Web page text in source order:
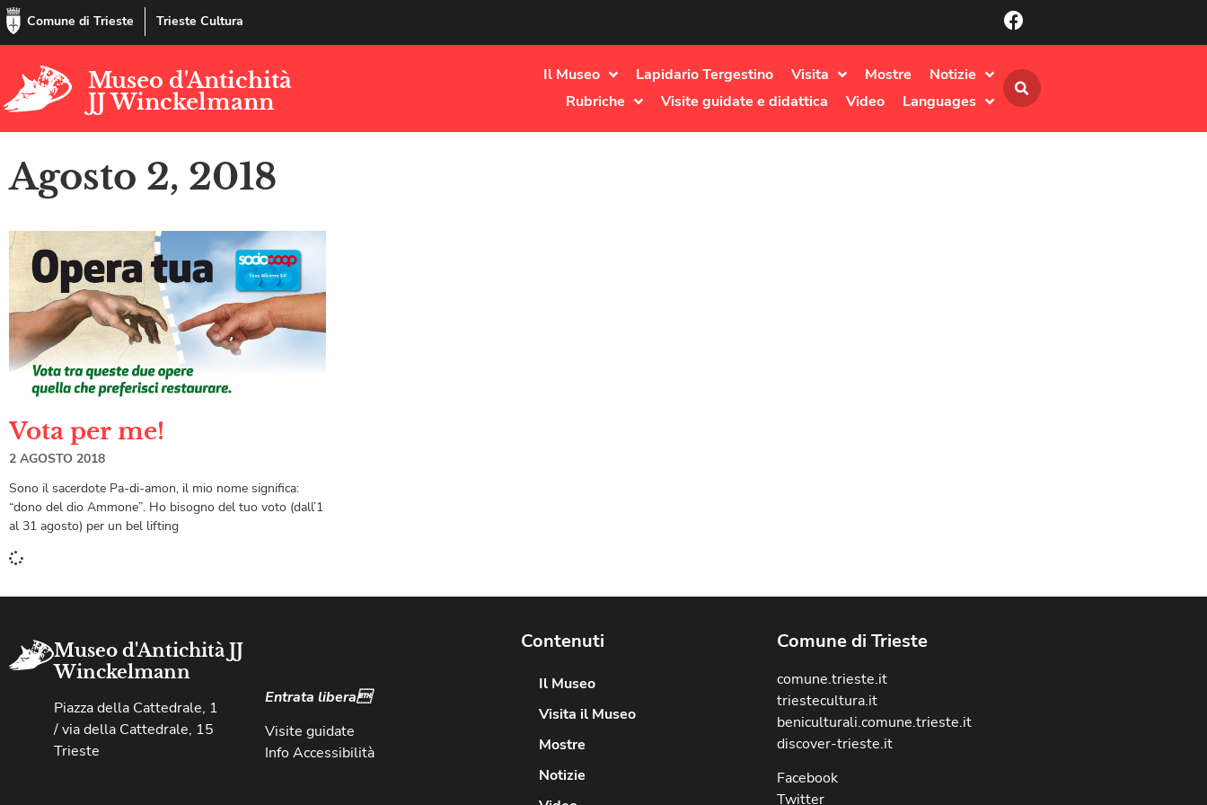
Comune di Trieste Trieste Cultura
Museo d'Antichità
JJ Winckelmann
Il Museo Lapidario Tergestino Visita Mostre
Notizie
Rubriche
Visite guidate e didattica Video Languages
Agosto 2, 2018
Vota per me!
2 AGOSTO 2018
Sono il sacerdote Pa-di-amon, il mio nome significa:
“dono del dio Ammone”. Ho bisogno del tuo voto (dall’1
al 31 agosto) per un bel lifting
Museo d'Antichità JJ
Winckelmann
Piazza della Cattedrale, 1
/ via della Cattedrale, 15
Trieste
Entrata libera
Visite guidate
Info Accessibilità
Contenuti
Il Museo
Visita il Museo
Mostre
Notizie
Comune di Trieste
comune.trieste.it
triestecultura.it
beniculturali.comune.trieste.it
discover-trieste.it
Facebook
Twitter